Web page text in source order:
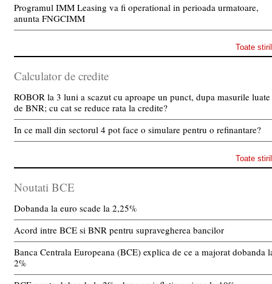
Programul IMM Leasing va fi operational in perioada urmatoare,
anunta FNGCIMM
Toate
Calculator de credite
ROBOR la 3 luni a scazut cu aproape un punct, dupa masurile luate
de BNR; cu cat se reduce rata la credite?
In ce mall din sectorul 4 pot face o simulare pentru o refinantare?
Toate
Noutati BCE
Dobanda la euro scade la 2,25%
Acord intre BCE si BNR pentru supravegherea bancilor
Banca Centrala Europeana (BCE) explica de ce a majorat dobanda
2%